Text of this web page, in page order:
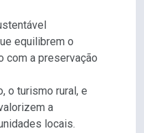
equilibrem o
com a preservação
o turismo rural, e
a
locais.